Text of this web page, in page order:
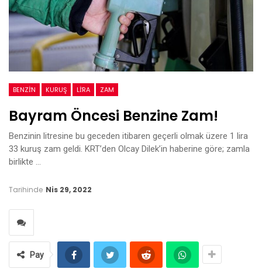
BENZİN KURUŞ LİRA ZAM
Bayram Öncesi Benzine Zam!
Benzinin litresine bu geceden itibaren geçerli olmak üzere 1 lira
33 kuruş zam geldi. KRT’den Olcay Dilek’in haberine göre; zamla
birlikte …
Tarihinde Nis 29, 2022
Pay